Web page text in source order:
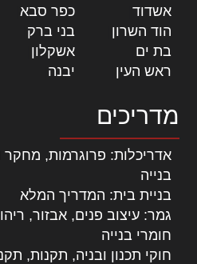
אשדוד
כפר סבא
הוד השרון
בני ברק
בת ים
אשקלון
ראש העין
יבנה
מדריכים
אדריכלות: פרוגרמות, מחקר
בנייה
בניית בית: המדריך המלא
גמר: עיצוב פנים, אבזור,
חומרי בנייה
חוקי תכנון ובניה, תקנות,